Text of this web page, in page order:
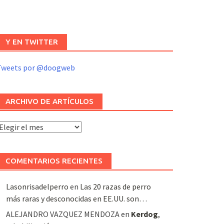
Y EN TWITTER
por @doogweb
ARCHIVO DE ARTÍCULOS
Archivo
COMENTARIOS RECIENTES
Lasonrisadelperro en Las 20 razas de perro
más raras y desconocidas en EE.UU. son…
ALEJANDRO VAZQUEZ MENDOZAen Kerdog,